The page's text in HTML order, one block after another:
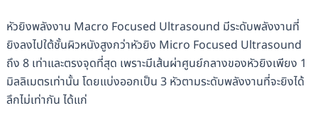
หัวยิงพลังงาน Macro Focused Ultrasound มีระดับพลังงานที่
ยิงลงไปใต้ชั้นผิวหนังสูงกว่าหัวยิง Micro Focused Ultrasound
ถึง 8 เท่าและตรงจุดที่สุด เพราะมีเส้นผ่าศูนย์กลางของหัวยิงเพียง 1
มิลลิเมตรเท่านั้น โดยแบ่งออกเป็น 3 หัวตามระดับพลังงานที่จะยิงได้
ลึกไม่เท่ากัน ได้แก่